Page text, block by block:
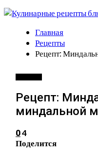
Главная
Рецепты
Рецепт:
Рецепт:
миндальной
04
Поделится